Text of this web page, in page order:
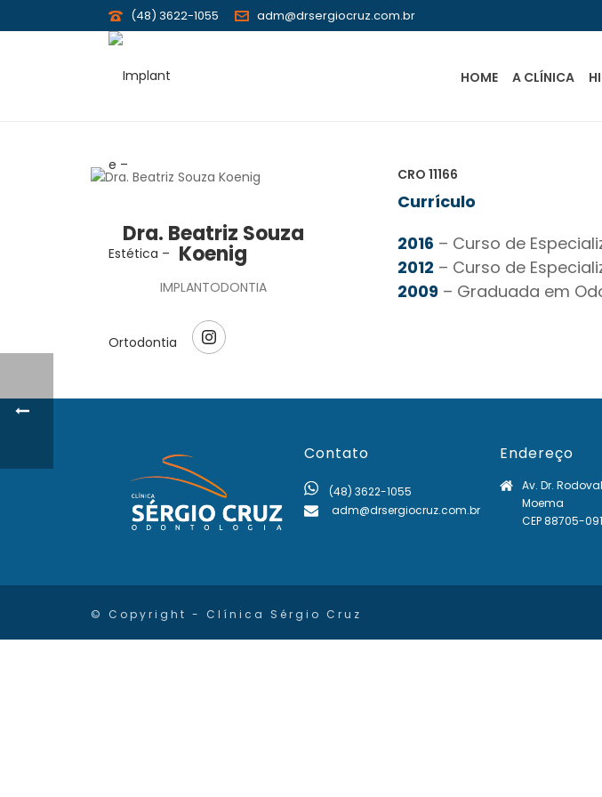
(48) 3622-1055 adm@drsergiocruz.com.br
HOME A CLÍNICA
Dra. Beatriz Souza
Koenig
IMPLANTODONTIA
CRO 11166
Currículo
2016 – Curso de
2012 – Curso de
2009 – Graduada em
Contato
(48) 3622-1055
adm@drsergiocruz.com.br
Endereço
Av. Dr.
Moema
CEP 88705-
© Copyright - Clínica Sérgio Cruz